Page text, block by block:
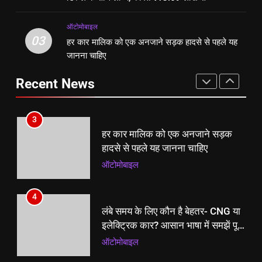
ऑटोमोबाइल
3
हर कार मालिक को एक अनजाने सड़क
4
लंबे समय के लिए कौन है बेहतर- CNG या
इलेक्ट्रिक कार? आसान भाषा में समझें पूरा
कैलकुलेशन
ऑटोमोबाइल
5
स्पोर्टी लुक और दमदार फीचर्स के साथ
आई नई TVS Apache RTR 200 4V,
कीमत भी चौंकाएगी
ऑटोमोबाइल
03
ऑटोमोबाइल
हर कार मालिक को एक अनजाने सड़क हादसे से पहले यह
जानना चाहिए
Recent News
2
महिंद्रा Scorpio N Facelift ADAS
और Digital डिस्प्ले के साथ लॉन्च, कीमत
3
हर कार मालिक को एक अनजाने सड़क
हादसे से पहले यह जानना चाहिए
ऑटोमोबाइल
4
लंबे समय के लिए कौन है बेहतर- CNG या
इलेक्ट्रिक कार? आसान भाषा में समझें पूरा
कैलकुलेशन
ऑटोमोबाइल